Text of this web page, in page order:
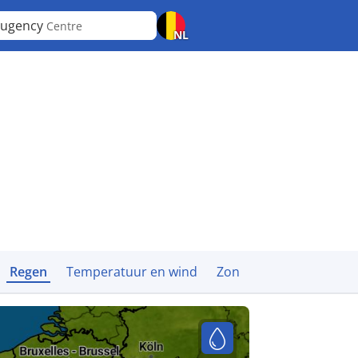
Centre
NL
Regen Temperatuur en wind Zon